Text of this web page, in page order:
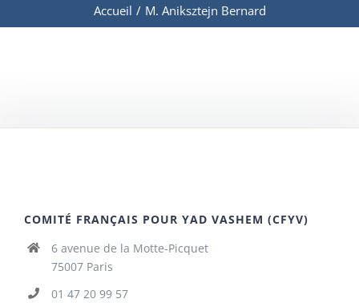
Accueil / M. Aniksztejn Bernard
COMITÉ FRANÇAIS POUR YAD VASHEM (CFYV)
6 avenue de la Motte-Picquet
75007 Paris
01 47 20 99 57